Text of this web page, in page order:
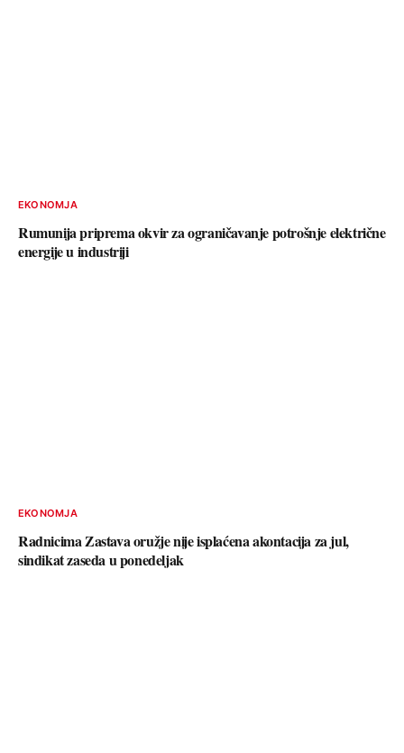
EKONOMJA
Rumunija priprema okvir za ograničavanje potrošnje električne
energije u industriji
EKONOMJA
Radnicima Zastava oružje nije isplaćena akontacija za jul,
sindikat zaseda u ponedeljak